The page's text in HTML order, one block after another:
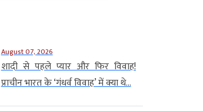
August 07, 2026
शादी से पहले प्यार और फिर विवाह!
प्राचीन भारत के ‘गंधर्व विवाह’ में क्या थे...